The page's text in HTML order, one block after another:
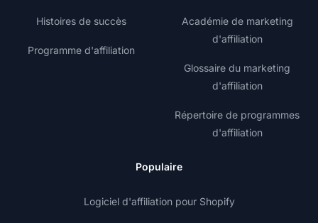
Histoires de succès
Programme d'affiliation
Académie de marketing
d'affiliation
Glossaire du marketing
d'affiliation
Répertoire de programmes
d'affiliation
Populaire
Logiciel d'affiliation pour Shopify